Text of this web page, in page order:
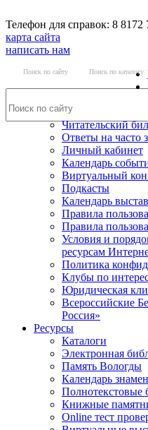
Телефон для справок: 8
карта сайта
написать нам
Поиск по сайту Поиск по каталогу
Читательский
Ответы на часто
Личный кабинет
Календарь
Виртуальный
Подкасты
Календарь
Правила
Правила
Условия и
ресурсам
Политика
Клубы по
Юридическая
Всероссийские
Россия»
Ресурсы
Каталоги
Электронная
Память Вологды
Календарь
Полнотекстовые
Книжные
Online тест